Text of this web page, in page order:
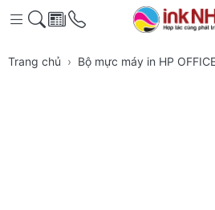
Trang chủ Bộ mực máy in HP